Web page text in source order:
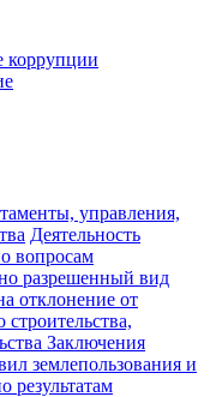
коррупции
управления,
Деятельность
вопросам
разрешенный вид
отклонение от
Заключения
землепользования и
результатам